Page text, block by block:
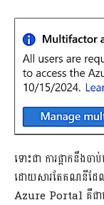
ទោះជា ការផ្អាកនឹងចា
ដោយសារតែគណនីដែ
Azure Portal គឺជាគ